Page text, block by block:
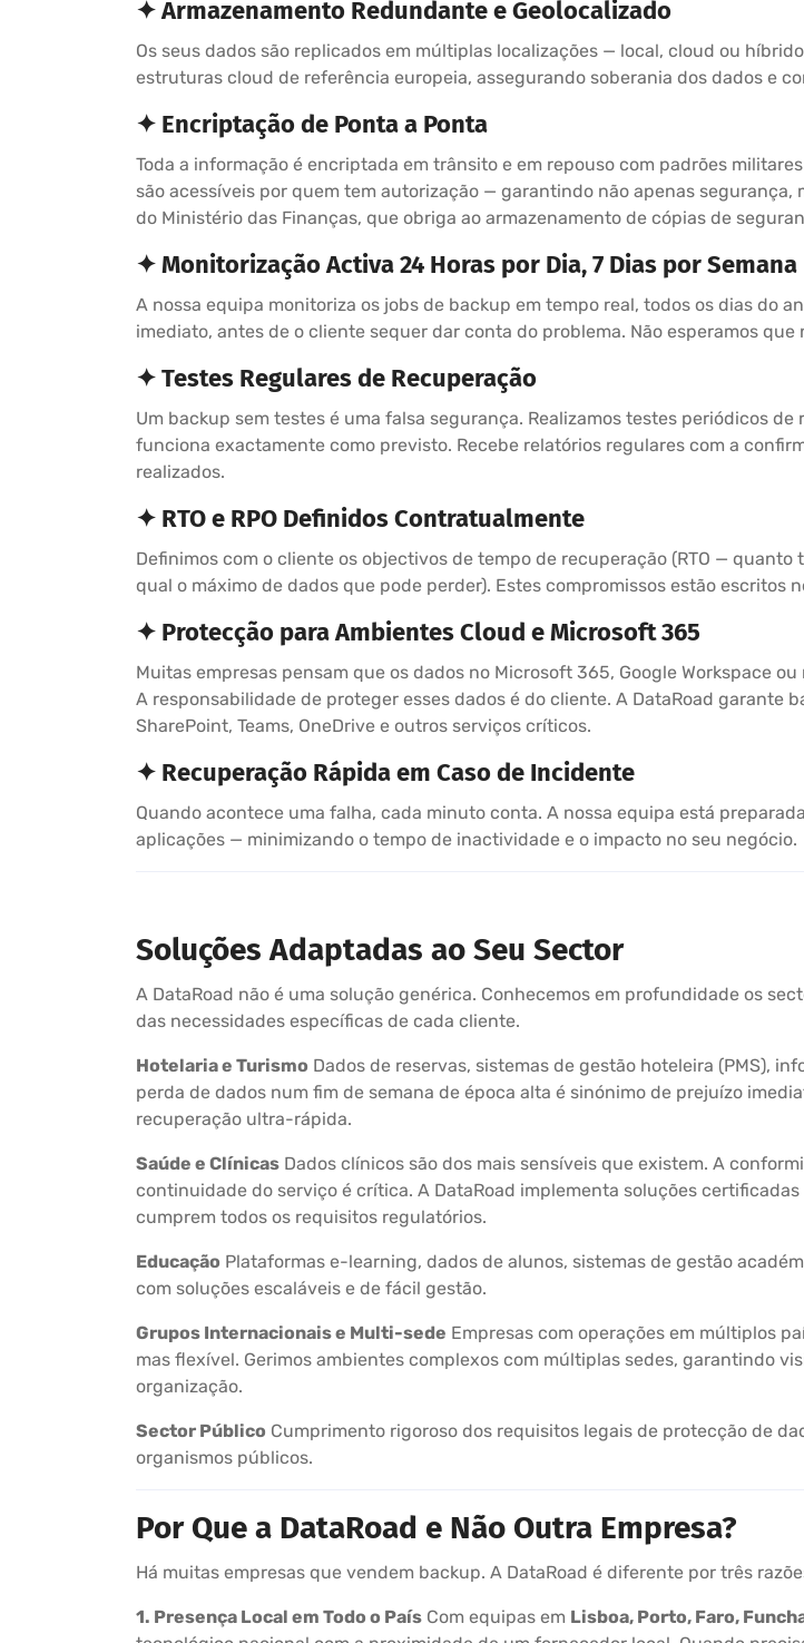
✦ Armazenamento Redundante e Geolocalizado
Os seus dados são replicados em múltiplas localizações — local, cloud ou
estruturas cloud de referência europeia, assegurando soberania dos dados e
✦ Encriptação de Ponta a Ponta
Toda a informação é encriptada em trânsito e em repouso com padrões
são acessíveis por quem tem autorização — garantindo não apenas segurança,
do Ministério das Finanças, que obriga ao armazenamento de cópias de
✦ Monitorização Activa 24 Horas por Dia, 7 Dias por Semana
A nossa equipa monitoriza os jobs de backup em tempo real, todos os dias do
imediato, antes de o cliente sequer dar conta do problema. Não esperamos que
✦ Testes Regulares de Recuperação
Um backup sem testes é uma falsa segurança. Realizamos testes periódicos
funciona exactamente como previsto. Recebe relatórios regulares com a
realizados.
✦ RTO e RPO Definidos Contratualmente
Definimos com o cliente os objectivos de tempo de recuperação (RTO —
qual o máximo de dados que pode perder). Estes compromissos estão escritos
✦ Protecção para Ambientes Cloud e Microsoft 365
Muitas empresas pensam que os dados no Microsoft 365, Google Workspace
A responsabilidade de proteger esses dados é do cliente. A DataRoad
SharePoint, Teams, OneDrive e outros serviços críticos.
✦ Recuperação Rápida em Caso de Incidente
Quando acontece uma falha, cada minuto conta. A nossa equipa está
aplicações — minimizando o tempo de inactividade e o impacto no seu negócio.
Soluções Adaptadas ao Seu Sector
A DataRoad não é uma solução genérica. Conhecemos em profundidade os
das necessidades específicas de cada cliente.
Hotelaria e Turismo Dados de reservas, sistemas de gestão hoteleira (PMS),
perda de dados num fim de semana de época alta é sinónimo de prejuízo
recuperação ultra-rápida.
Saúde e Clínicas Dados clínicos são dos mais sensíveis que existem. A
continuidade do serviço é crítica. A DataRoad implementa soluções
cumprem todos os requisitos regulatórios.
Educação Plataformas e-learning, dados de alunos, sistemas de gestão
com soluções escaláveis e de fácil gestão.
Grupos Internacionais e Multi-sede Empresas com operações em múltiplos
mas flexível. Gerimos ambientes complexos com múltiplas sedes, garantindo
organização.
Sector Público Cumprimento rigoroso dos requisitos legais de protecção de
organismos públicos.
Por Que a DataRoad e Não Outra Empresa?
Há muitas empresas que vendem backup. A DataRoad é diferente por três
1. Presença Local em Todo o País Com equipas em Lisboa, Porto, Faro,